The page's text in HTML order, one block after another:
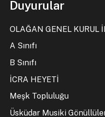
Duyurular
OLAĞAN GENEL KURUL
A Sınıfı
B Sınıfı
İCRA HEYETİ
Meşk Topluluğu
Üsküdar Musiki